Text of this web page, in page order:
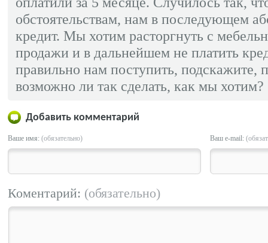
обстоятельствам, нам в последующем
кредит. Мы хотим расторгнуть с
продажи и в дальнейшем не платить
правильно нам поступить, подскажите,
возможно ли так сделать, как мы хотим?
Добавить комментарий
Ваше имя: (обязательно) Ваш e-mail:
Коментарий: (обязательно)